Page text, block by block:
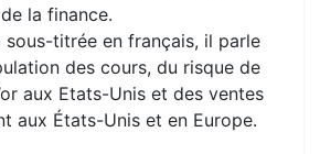
la finance.
titrée en français, il parle
des cours, du risque de
aux Etats-Unis et des ventes
aux États-Unis et en Europe.